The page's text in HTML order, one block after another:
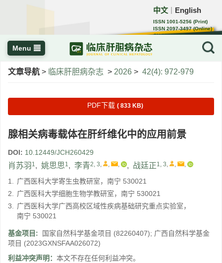
中文 English
ISSN 1001-5256 (Print)
ISSN 2097-3497 (Online)
CN 22-1108/R
Menu
文章导航 > 临床肝胆病杂志 > 2026 > 42(4): 972-979
PDF下载 ( 833 KB)
腺相关病毒载体在肝纤维化中的应用前景
DOI: 10.12449/JCH260429
肖苏羽 1, 姚思思1, 李青2, 3, , , , 战廷正1, 3, , ,
1. 广西医科大学寄生虫教研室，南宁 530021
2. 广西医科大学细胞生物学教研室，南宁 530021
3. 广西医科大学广西高校区域性疾病基础研究重点实验室，
南宁 530021
基金项目: 国家自然科学基金项目 (82260407); 广西自然科学基金
项目 (2023GXNSFAA026072)
利益冲突声明： 本文不存在任何利益冲突。